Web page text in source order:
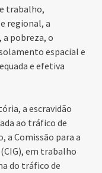
trabalho,
regional, a
a pobreza, o
espacial e
e efetiva
a escravidão
ao tráfico de
a Comissão para a
em trabalho
do tráfico de